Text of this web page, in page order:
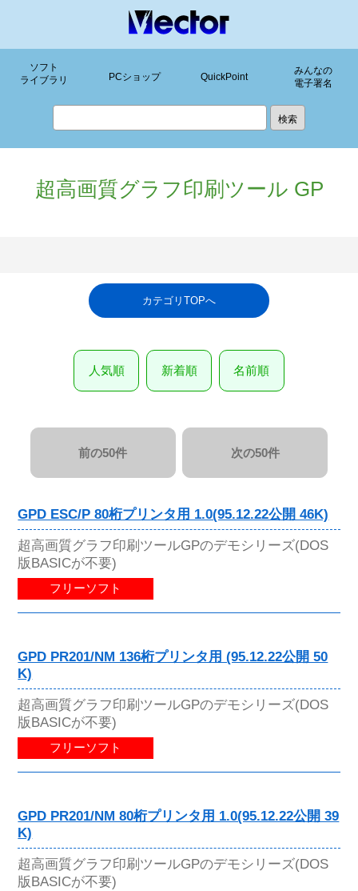
ソフト
ライブラリ
PCショップ QuickPoint
みんなの
電子署名
超高画質グラフ印刷ツール GP
カテゴリTOPへ
人気順 新着順 名前順
前の50件 次の50件
GPD ESC/P 80桁プリンタ用 1.0(95.12.22公開 46K)
超高画質グラフ印刷ツールGPのデモシリーズ(DOS
版BASICが不要)
フリーソフト
GPD PR201/NM 136桁プリンタ用 (95.12.22公開 50
K)
超高画質グラフ印刷ツールGPのデモシリーズ(DOS
版BASICが不要)
フリーソフト
GPD PR201/NM 80桁プリンタ用 1.0(95.12.22公開 39
K)
超高画質グラフ印刷ツールGPのデモシリーズ(DOS
版BASICが不要)